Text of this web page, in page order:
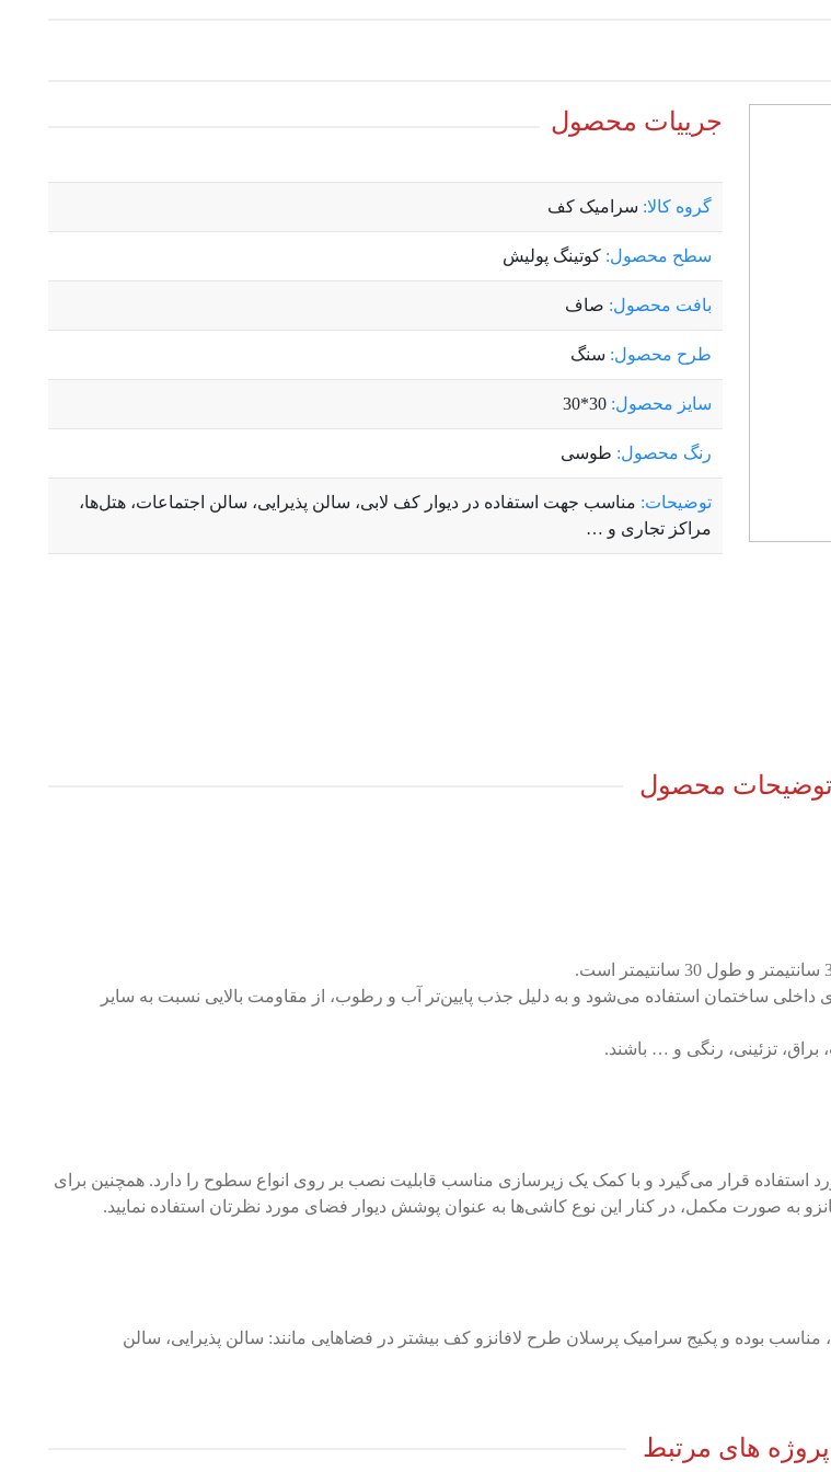
جرییات محصول
گروه کالا: سرامیک کف
سطح محصول: کوتینگ پولیش
بافت محصول: صاف
طرح محصول: سنگ
سایز محصول:
رنگ محصول: طوسی
توضیحات: مناسب جهت استفاده در دیوار کف لابی، سالن پذیرایی، سالن اجتماعات، هتل‌ها،
مراکز تجاری و …
توضیحات محصول
ساختمان استفاده‌ می‌شود و به دلیل جذب پایین‌تر آب و رطوب، از مقاومت بالایی نسبت به سایر
تزئینی، رنگی و … باشند.
قرار می‌گیرد و با کمک یک زیرسازی مناسب قابلیت نصب بر روی انواع سطوح را دارد. همچنین برای
به صورت مکمل، در کنار این نوع کاشی‌ها به عنوان پوشش دیوار فضای مورد نظرتان استفاده نمایید.
بوده و پکیج سرامیک پرسلان طرح لافانزو کف بیشتر در فضاهایی مانند: سالن پذیرایی، سالن
پروژه های مرتبط